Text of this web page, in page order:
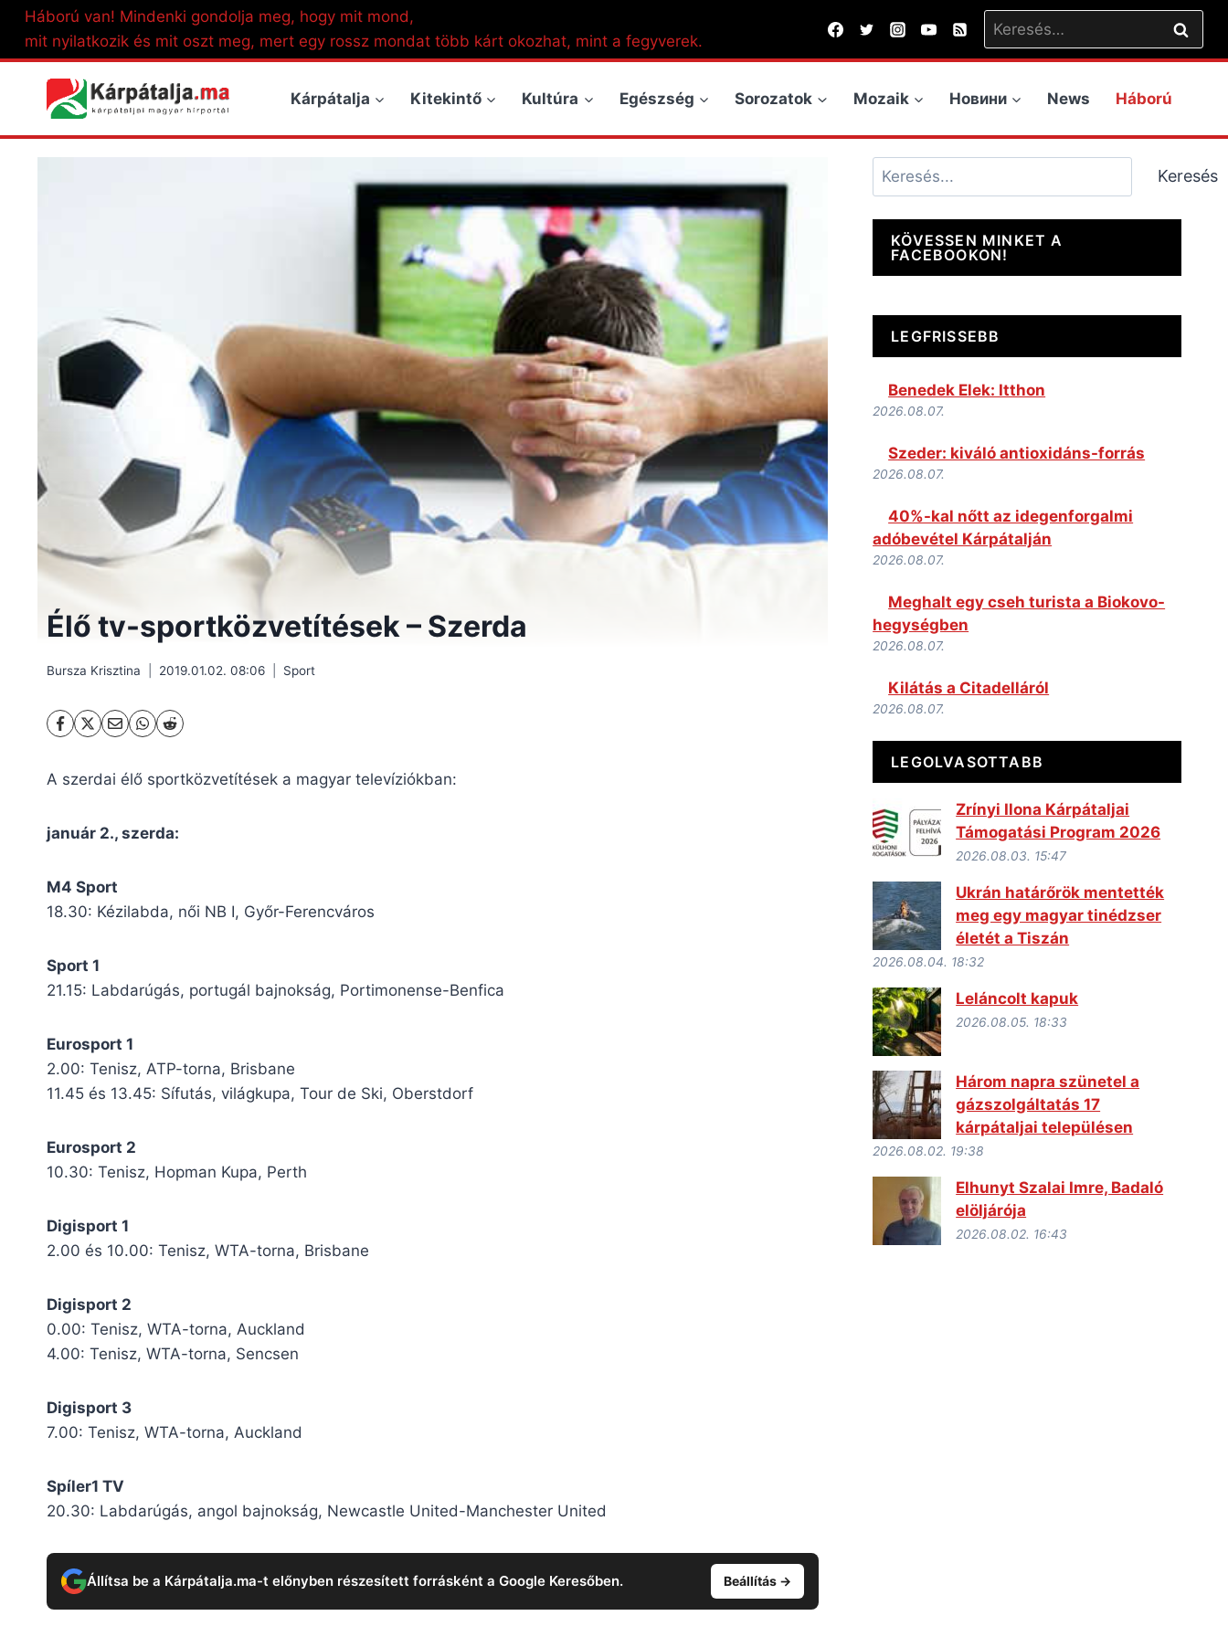
Skip
content
Háború van! Mindenki gondolja meg, hogy mit mond,
mit nyilatkozik és mit oszt meg, mert egy rossz mondat több kárt okozhat, mint a fegyverek.
Keresés:
Kárpátalja Kitekintő Kultúra Egészség Sorozatok Mozaik Новини News Háború
Élő tv-sportközvetítések – Szerda
Bursza Krisztina 2019.01.02. 08:06 Sport
A szerdai élő sportközvetítések a magyar televíziókban:
január 2., szerda:
M4 Sport
18.30: Kézilabda, női NB I, Győr-Ferencváros
Sport 1
21.15: Labdarúgás, portugál bajnokság, Portimonense-Benfica
Eurosport 1
2.00: Tenisz, ATP-torna, Brisbane
11.45 és 13.45: Sífutás, világkupa, Tour de Ski, Oberstdorf
Eurosport 2
10.30: Tenisz, Hopman Kupa, Perth
Digisport 1
2.00 és 10.00: Tenisz, WTA-torna, Brisbane
Digisport 2
0.00: Tenisz, WTA-torna, Auckland
4.00: Tenisz, WTA-torna, Sencsen
Digisport 3
7.00: Tenisz, WTA-torna, Auckland
Spíler1 TV
20.30: Labdarúgás, angol bajnokság, Newcastle United-Manchester United
Állítsa be a Kárpátalja.ma-t előnyben részesített forrásként a Google Keresőben. Beállítás →
Keresés Keresés
KÖVESSEN MINKET A
FACEBOOKON!
LEGFRISSEBB
Benedek Elek: Itthon
2026.08.07.
Szeder: kiváló antioxidáns-forrás
2026.08.07.
40%-kal nőtt az idegenforgalmi
adóbevétel Kárpátalján
2026.08.07.
Meghalt egy cseh turista a Biokovo-
hegységben
2026.08.07.
Kilátás a Citadelláról
2026.08.07.
LEGOLVASOTTABB
Zrínyi Ilona Kárpátaljai
Támogatási Program 2026
2026.08.03. 15:47
Ukrán határőrök mentették
meg egy magyar tinédzser
életét a Tiszán
2026.08.04. 18:32
Leláncolt kapuk
2026.08.05. 18:33
Három napra szünetel a
gázszolgáltatás 17
kárpátaljai településen
2026.08.02. 19:38
Elhunyt Szalai Imre, Badaló
elöljárója
2026.08.02. 16:43